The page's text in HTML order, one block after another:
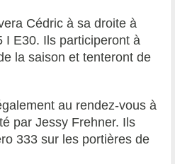
Cédric à sa droite à
I E30. Ils participeront à
la saison et tenteront de
au rendez-vous à
par Jessy Frehner. Ils
333 sur les portières de